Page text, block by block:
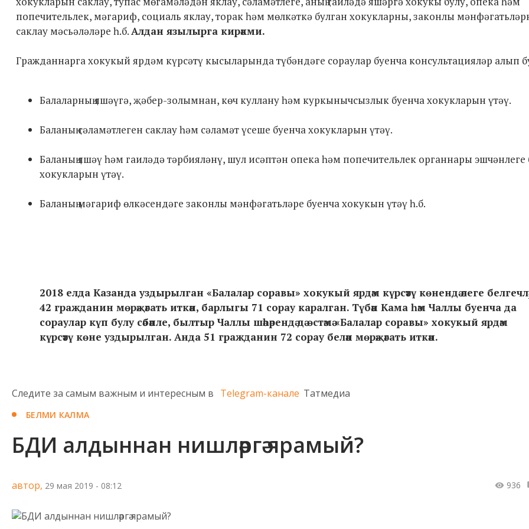
попечительлек, мәгариф, социаль яклау, торак һәм мөлкәткә булган хокукларны, законлы
саклау мәсьәләләре һ.б.Алдан язылырга кирәкми.
Гражданнарга хокукый ярдәм күрсәтү кысыларында түбәндәге сораулар буенча консультацияләр алып
Балаларның яшәүгә, җәбер-золымнан, көч куллану һәм куркынычсызлык буенча хокукларын үтәү.
Баланың сәламәтлеген саклау һәм сәламәт үсеше буенча хокукларын үтәү.
Баланың яшәү һәм гаиләдә тәрбияләнү, шул исәптән опека һәм попечительлек органнары эшчәнлеге
хокукларын үтәү.
Баланың мәгариф өлкәсендәге законлы мәнфәгатьләре буенча хокукын үтәү һ.б.
2018 елда Казанда уздырылган «Балалар соравы» хокукый ярдәм күрсәтү көнендә әлеге
42 гражданин мөрәҗәгать иткән, барлыгы 71 сорау каралган. Түбән Кама һәм Чаллы буенча да
сораулар күп булу сәбәпле, былтыр Чаллы шәһәрендә дә өстәмә «Балалар соравы» хокукый ярдәм
күрсәтү көне уздырылган. Анда 51 гражданин 72 сорау белән мөрәҗәгать иткән.
Следите за самым важным и интересным в Telegram-канале Татмедиа
БЕЛМИ КАЛМА
БДИ алдыннан нишләргә ярамый?
автор, 29 мая 2019 - 08:12 936